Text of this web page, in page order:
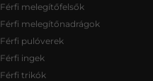
Férfi melegítőfelsők
Férfi melegítőnadrágok
Férfi pulóverek
Férfi ingek
Férfi trikók